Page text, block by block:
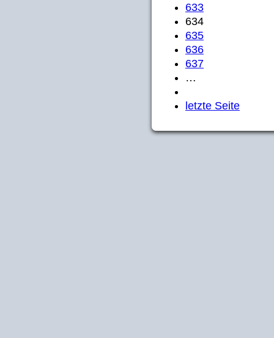
633
634
635
636
637
…
letzte Seite